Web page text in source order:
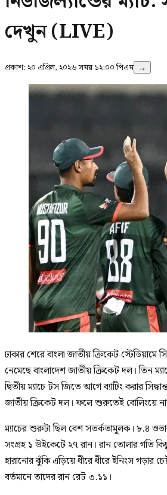
দেখুন (LIVE)
প্রকাশ: ২০ এপ্রিল, ২০২৬ সময় ১২:০০ পিএম →
ঢাকার শেরে বাংলা জাতীয় ক্রিকেট স্টেডিয়ামে
নেমেছে বাংলাদেশ জাতীয় ক্রিকেট দল। তিন
দ্বিতীয় ম্যাচে টস জিতে আগে ব্যাটিং করার
জাতীয় ক্রিকেট দল। ফলে শুরুতেই বোলিংয়ে
ম্যাচের শুরুটা ছিল বেশ সতর্কতামূলক। ৮.৪
সংগ্রহ ১ উইকেটে ২৭ রান। রান তোলার গতি
হারানোর ঝুঁকি এড়িয়ে ধীরে ধীরে ইনিংস গড়ার
বর্তমানে তাদের রান রেট ৩.১১।